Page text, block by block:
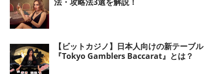
【ビットカジノ】日本人向けの新テーブル
『Tokyo Gamblers Baccarat』とは？